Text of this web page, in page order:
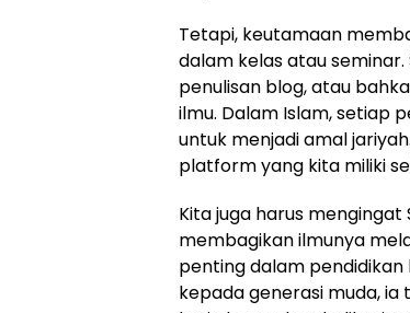
Tetapi, keutamaan
dalam kelas atau
penulisan blog, atau
ilmu. Dalam Islam, setiap
untuk menjadi amal
platform yang kita miliki
Kita juga harus mengingat
membagikan ilmunya
penting dalam
kepada generasi muda,